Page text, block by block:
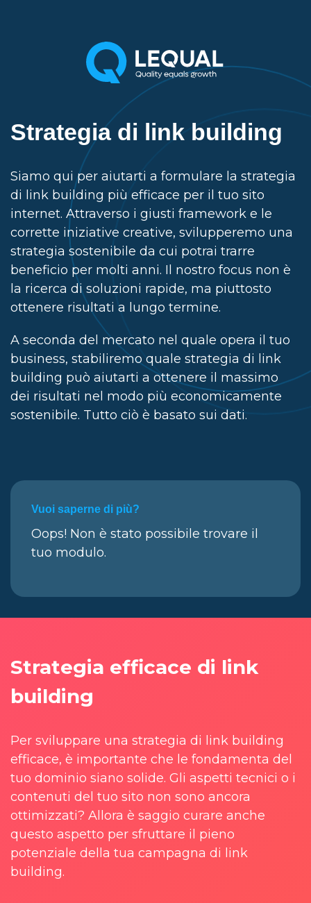
Strategia di link building
Siamo qui per aiutarti a formulare la strategia
di link building più efficace per il tuo sito
internet. Attraverso i giusti framework e le
corrette iniziative creative, svilupperemo una
strategia sostenibile da cui potrai trarre
beneficio per molti anni. Il nostro focus non è
la ricerca di soluzioni rapide, ma piuttosto
ottenere risultati a lungo termine.
A seconda del mercato nel quale opera il tuo
business, stabiliremo quale strategia di link
building può aiutarti a ottenere il massimo
dei risultati nel modo più economicamente
sostenibile. Tutto ciò è basato sui dati.
Vuoi saperne di più?
Oops! Non è stato possibile trovare il
tuo modulo.
Strategia efficace di link
building
Per sviluppare una strategia di link building
efficace, è importante che le fondamenta del
tuo dominio siano solide. Gli aspetti tecnici o i
contenuti del tuo sito non sono ancora
ottimizzati? Allora è saggio curare anche
questo aspetto per sfruttare il pieno
potenziale della tua campagna di link
building.